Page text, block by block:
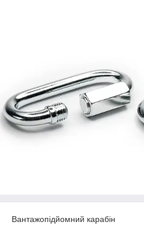
Вантажопідйомний карабін